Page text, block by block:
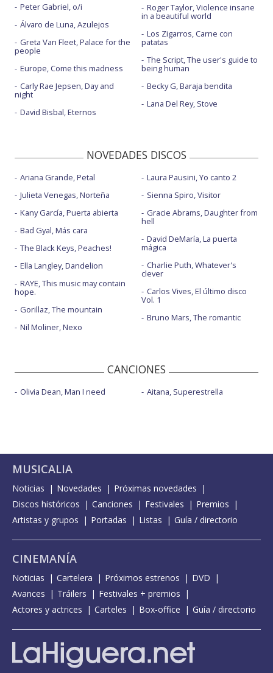
Peter Gabriel, o/i
Álvaro de Luna, Azulejos
Greta Van Fleet, Palace for the
people
Europe, Come this madness
Carly Rae Jepsen, Day and
night
David Bisbal, Eternos
Roger Taylor, Violence insane
in a beautiful world
Los Zigarros, Carne con
patatas
The Script, The user's guide to
being human
Becky G, Baraja bendita
Lana Del Rey, Stove
NOVEDADES DISCOS
Ariana Grande, Petal
Julieta Venegas, Norteña
Kany García, Puerta abierta
Bad Gyal, Más cara
The Black Keys, Peaches!
Ella Langley, Dandelion
RAYE, This music may contain
hope.
Gorillaz, The mountain
Nil Moliner, Nexo
Laura Pausini, Yo canto 2
Sienna Spiro, Visitor
Gracie Abrams, Daughter from
hell
David DeMaría, La puerta
mágica
Charlie Puth, Whatever's
clever
Carlos Vives, El último disco
Vol. 1
Bruno Mars, The romantic
CANCIONES
Olivia Dean, Man I need Aitana, Superestrella
MUSICALIA
Noticias Novedades
Próximas novedades
Discos históricos
Canciones Festivales
Premios
Artistas y grupos
Portadas Listas Guía / directorio
CINEMANÍA
Noticias Cartelera Próximos estrenos
DVD
Avances
Tráilers
Festivales + premios
Actores y actrices
Carteles Box-office Guía / directorio